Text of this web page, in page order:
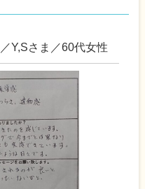
Y,Sさま／60代女性